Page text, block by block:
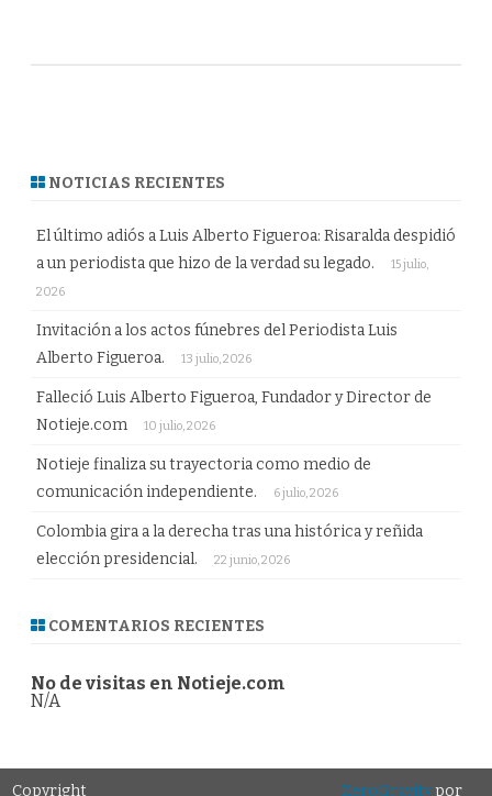
NOTICIAS RECIENTES
El último adiós a Luis Alberto Figueroa: Risaralda despidió
a un periodista que hizo de la verdad su legado.
15 julio,
2026
Invitación a los actos fúnebres del Periodista Luis
Alberto Figueroa.
13 julio, 2026
Falleció Luis Alberto Figueroa, Fundador y Director de
Notieje.com
10 julio, 2026
Notieje finaliza su trayectoria como medio de
comunicación independiente.
6 julio, 2026
Colombia gira a la derecha tras una histórica y reñida
elección presidencial.
22 junio, 2026
COMENTARIOS RECIENTES
No de visitas en Notieje.com
N/A
Copyright ZeroGravitypor